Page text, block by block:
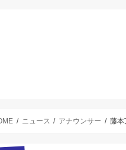
ニュース アナウンサー 藤本